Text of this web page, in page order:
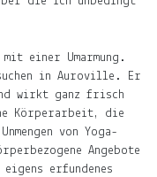
einer Umarmung.
in Auroville. Er
wirkt ganz frisch
Körperarbeit, die
von Yoga-
Angebote
erfundenes